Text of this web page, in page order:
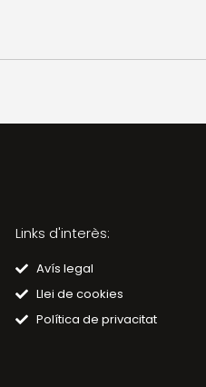
Links d'interès:
Avís legal
Llei de cookies
Política de privacitat